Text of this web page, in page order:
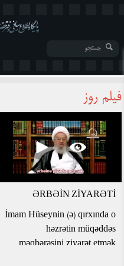
فیلم روز
ƏRBƏİN ZİYARƏTİ
İmam Hüseynin (ə) qırxında o
həzrətin müqəddəs
məqbərəsini ziyarət etmək